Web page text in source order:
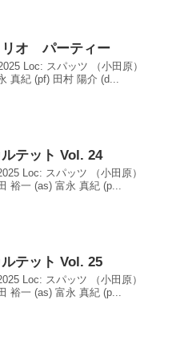
リオ パーティー
Loc: スパッツ （小田原）
真紀 (pf) 田村 陽介 (d...
テット Vol. 24
Loc: スパッツ （小田原）
裕一 (as) 富永 真紀 (p...
テット Vol. 25
Loc: スパッツ （小田原）
裕一 (as) 富永 真紀 (p...